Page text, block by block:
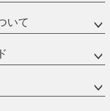
いて